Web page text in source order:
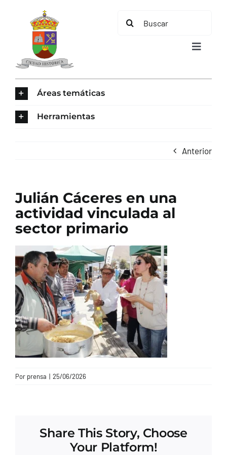
contenido
Buscar:
Toggle
TURISMO
Áreas temáticas
Herramientas
Anterior
Julián Cáceres en una
actividad vinculada al
sector primario
Por prensa | 25/06/2026
Share This Story, Choose
Your Platform!